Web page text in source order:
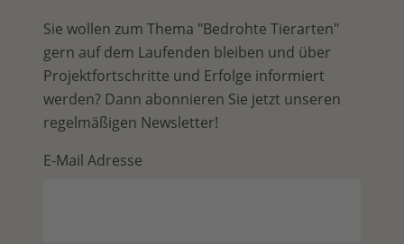
Sie wollen zum Thema "Bedrohte Tierarten"
gern auf dem Laufenden bleiben und über
Projektfortschritte und Erfolge informiert
werden? Dann abonnieren Sie jetzt unseren
regelmäßigen Newsletter!
E-Mail Adresse